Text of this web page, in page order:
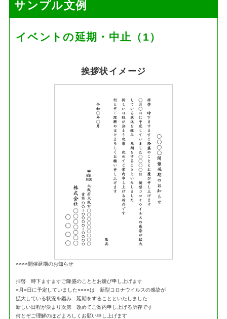
サンプル文例
イベントの延期・中止（1）
○○○○開催延期のお知らせ
拝啓 時下ますますご隆盛のこととお慶び申し上げます
○月○日に予定していました○○○○は 新型コロナウイルスの感染が
拡大している状況を鑑み 延期をすることといたしました
新しい日程が決まり次第 改めてご案内申し上げる所存です
何とぞご理解のほどよろしくお願い申し上げます
挨拶状イメージ